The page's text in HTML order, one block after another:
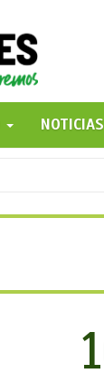
NOTICIAS